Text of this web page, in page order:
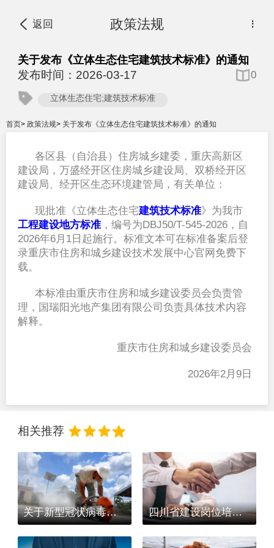
返回 ⋮
政策法规
关于发布《立体生态住宅建筑技术标准》的通知
发布时间：2026-03-17 0
立体生态住宅;建筑技术标准
首页> 政策法规> 关于发布《立体生态住宅建筑技术标准》的通知
各区县（自治县）住房城乡建委，重庆高新区
建设局，万盛经开区住房城乡建设局、双桥经开区
建设局、经开区生态环境建管局，有关单位：
现批准《立体生态住宅建筑技术标准》为我市
工程建设地方标准，编号为 DBJ50/T-545-2026，自
2026年6月 1日起施行。标准文本可在标准备案后登
录重庆市住房和城乡建设技术发展中心官网免费下
载。
本标准由重庆市住房和城乡建设委员会负责管
理，国瑞阳光地产集团有限公司负责具体技术内容
解释。
重庆市住房和城乡建设委员会
2026年2月 9 日
相关推荐
关于新型冠状病毒疫情防控期间自治区政务服务大厅相关工作的通告 四川省建设岗位培训与执业资格注册中心关于做好新型冠状病毒肺炎疫情期间业务办理有关事宜的通知